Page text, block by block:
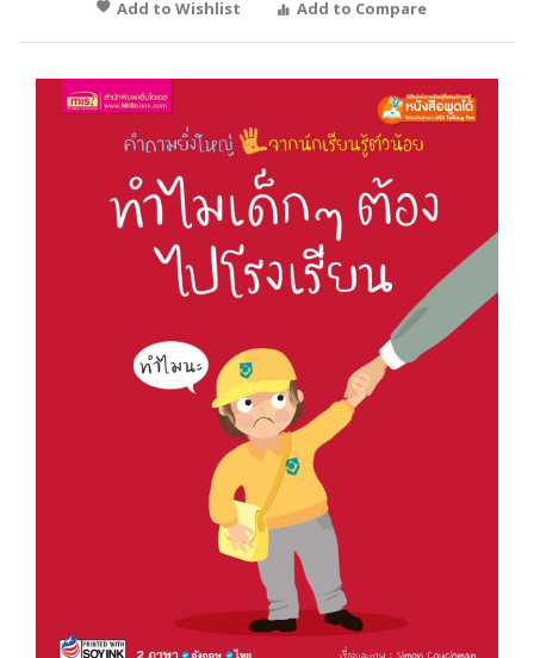
Add to Wishlist
Add to Compare